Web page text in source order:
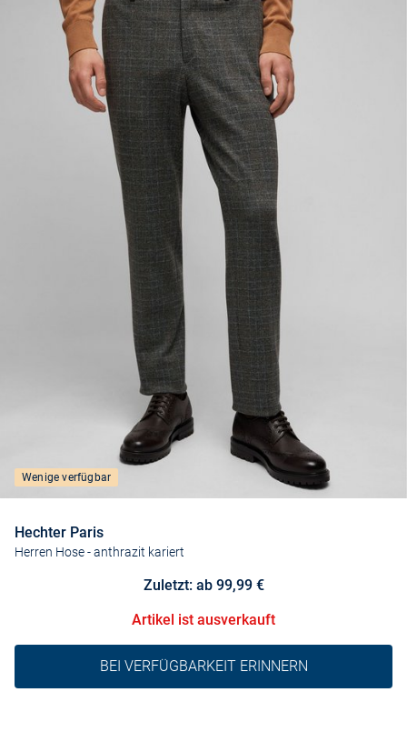
Wenige verfügbar
Hechter Paris
Herren Hose- anthrazit kariert
Zuletzt: ab 99,99 €
Artikel ist ausverkauft
BEI VERFÜGBARKEIT ERINNERN